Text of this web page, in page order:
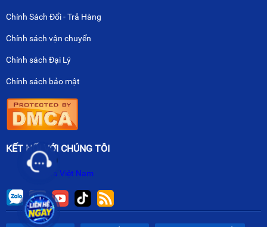
Chính Sách Đổi - Trả Hàng
Chính sách vận chuyển
Chính sách Đại Lý
Chính sách bảo mật
KẾT NỐI VỚI CHÚNG TÔI
Nikawa Việt Nam